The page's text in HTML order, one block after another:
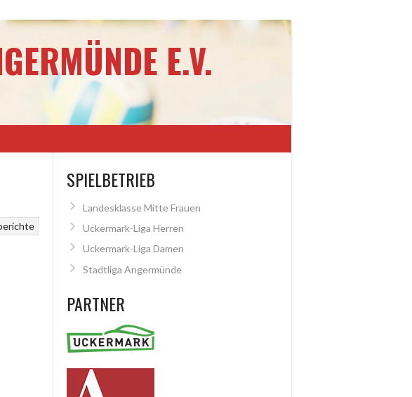
E.V.
SPIELBETRIEB
Landesklasse Mitte Frauen
Uckermark-Liga Herren
Uckermark-Liga Damen
Stadtliga Angermünde
PARTNER